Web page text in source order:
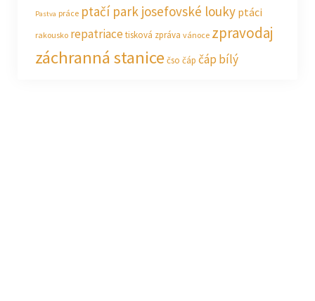
Pastva práce ptačí park josefovské louky ptáci
rakousko repatriacetisková zpráva vánoce zpravodaj
záchranná stanice čso čáp čáp bílý